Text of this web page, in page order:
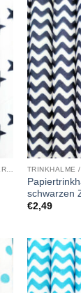
schwarzen
€2,49